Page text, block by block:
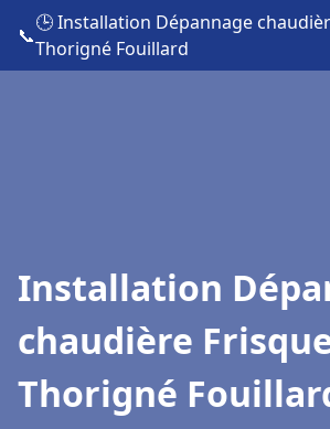
📞
🕒 Installation Dépannage
Thorigné Fouillard
Installation
chaudière
Thorigné